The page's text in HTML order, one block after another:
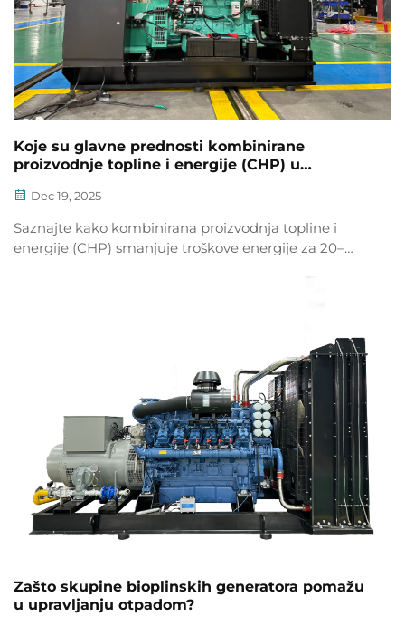
Koje su glavne prednosti kombinirane
proizvodnje topline i energije (CHP) u
Dec 19, 2025
Saznajte kako kombinirana proizvodnja topline i
energije (CHP) smanjuje troškove energije za 20–
Zašto skupine bioplinskih generatora pomažu
u upravljanju otpadom?